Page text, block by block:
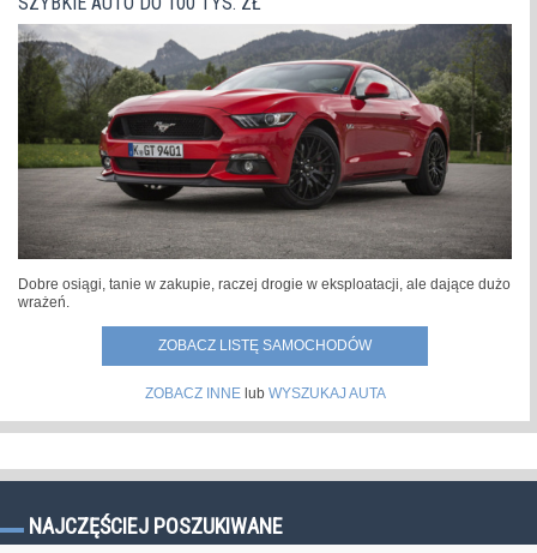
Dobre osiągi, tanie w zakupie, raczej drogie w eksploatacji, ale dające dużo
wrażeń.
ZOBACZ LISTĘ SAMOCHODÓW
ZOBACZ INNElub WYSZUKAJ AUTA
NAJCZĘŚCIEJ POSZUKIWANE